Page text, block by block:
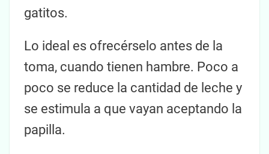
gatitos.
Lo ideal es ofrecérselo antes de la
toma, cuando tienen hambre. Poco a
poco se reduce la cantidad de leche y
se estimula a que vayan aceptando la
papilla.